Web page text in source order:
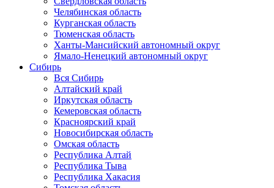
Челябинская область
Курганская область
Тюменская область
Ханты-Мансийский автономный округ
Ямало-Ненецкий автономный округ
Сибирь
Вся Сибирь
Алтайский край
Иркутская область
Кемеровская область
Красноярский край
Новосибирская область
Омская область
Республика Алтай
Республика Тыва
Республика Хакасия